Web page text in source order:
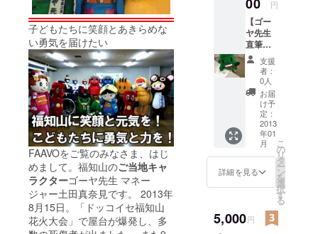
子どもたちに笑顔とあきらめな
い勇気を届けたい
FAAVOをご覧のみなさま、はじ
めまして。福知山のご当地キャ
ラクターゴーヤ先生 マネー
ジャー土田真奈見です。 2013年
8月15日。「ドッコイセ福知山
花火大会」で屋台が爆発し、多
授業を行う
ほか、ご当
地キャラク
ターのイベ
ントなどで
も大人
円
【ゴー
ヤ先生
直筆サ
イン入
りメッ
セー
ジ】
1,000円
のお返
し＋
ゴーヤ
先生よ
りお礼
メッ
セージ
入りの
カード
支援
者：
0人
お届
け予
定：
2013
年01
月
詳細を見る
こ
の
リ
タ
ー
ン
を
選
択
す
る
5,000円